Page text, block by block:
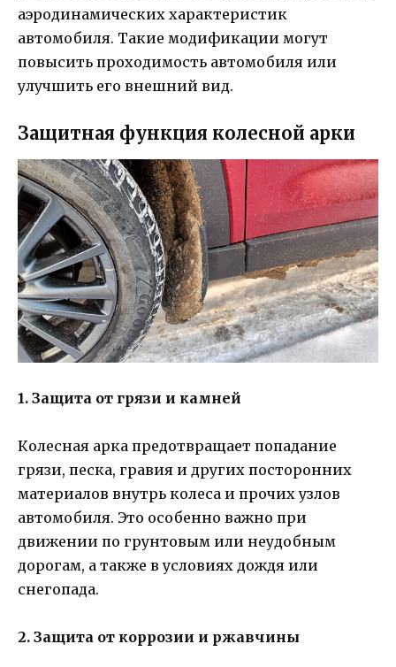
аэродинамических характеристик
автомобиля. Такие модификации могут
повысить проходимость автомобиля или
улучшить его внешний вид.
Защитная функция колесной арки
1. Защита от грязи и камней
Колесная арка предотвращает попадание
грязи, песка, гравия и других посторонних
материалов внутрь колеса и прочих узлов
автомобиля. Это особенно важно при
движении по грунтовым или неудобным
дорогам, а также в условиях дождя или
снегопада.
2. Защита от коррозии и ржавчины